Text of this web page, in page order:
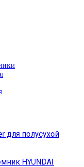
для полусухой
HYUNDAI